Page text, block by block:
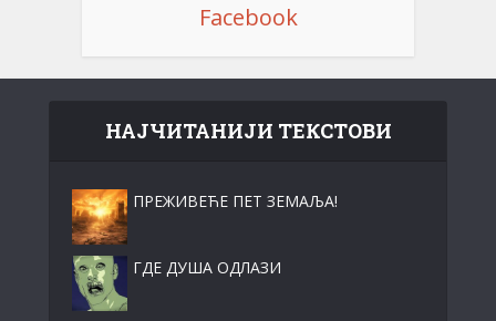
Facebook
НАЈЧИТАНИЈИ ТЕКСТОВИ
ПРЕЖИВЕЋЕ ПЕТ ЗЕМАЉА!
ГДЕ ДУША ОДЛАЗИ